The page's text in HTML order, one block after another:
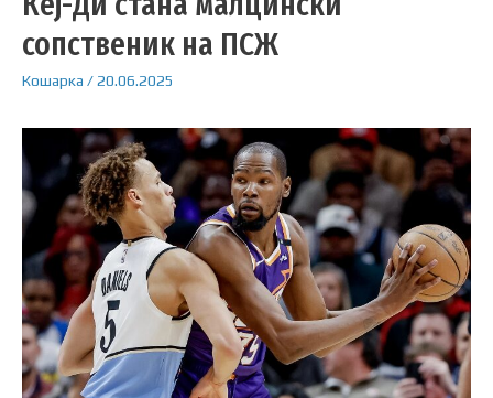
сопственик на ПСЖ
Кошарка /20.06.2025